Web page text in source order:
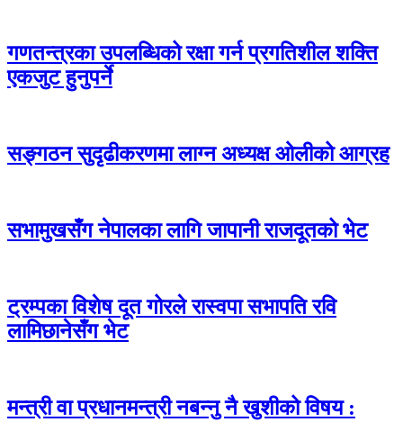
गणतन्त्रका उपलब्धिको रक्षा गर्न प्रगतिशील शक्ति
एकजुट हुनुपर्ने
सङ्गठन सुदृढीकरणमा लाग्न अध्यक्ष ओलीको आग्रह
सभामुखसँग नेपालका लागि जापानी राजदूतको भेट
ट्रम्पका विशेष दूत गोरले रास्वपा सभापति रवि
लामिछानेसँग भेट
मन्त्री वा प्रधानमन्त्री नबन्नु नै खुशीको विषय :